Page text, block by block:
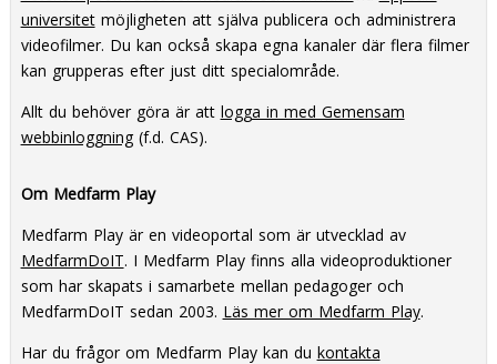
universitetmöjligheten att själva publicera och administrera
videofilmer. Du kan också skapa egna kanaler där flera filmer
kan grupperas efter just ditt specialområde.
Allt du behöver göra är att logga in med Gemensam
webbinloggning(f.d. CAS).
Om Medfarm Play
Medfarm Play är en videoportal som är utvecklad av
MedfarmDoIT. I Medfarm Play finns alla videoproduktioner
som har skapats i samarbete mellan pedagoger och
MedfarmDoIT sedan 2003. Läs mer om Medfarm Play.
Har du frågor om Medfarm Play kan du kontakta